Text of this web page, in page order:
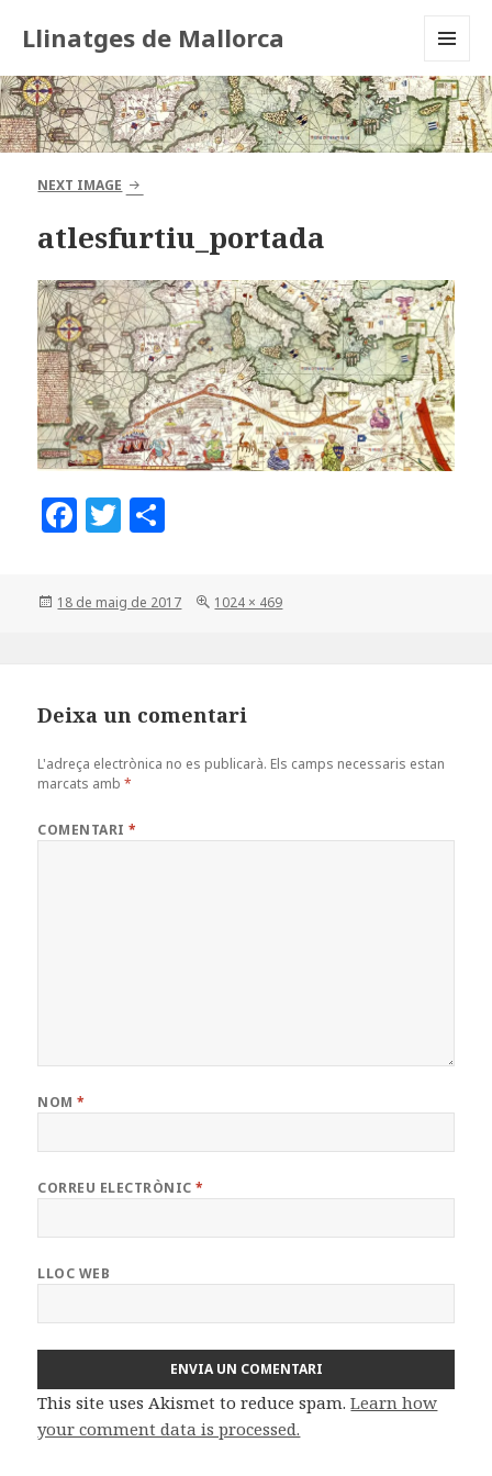
Llinatges de Mallorca
AND
WIDGETS
NEXT IMAGE
atlesfurtiu_portada
F
c
e
o
k
T
it
te
m
p
ei
x
Posted
18 de maig de 2017
Full
1024 × 469
Deixa un comentari
L'adreça electrònica no es publicarà. Els camps necessaris estan
marcats amb*
COMENTARI*
NOM*
CORREU ELECTRÒNIC*
LLOC WEB
This site uses Akismet to reduce spam.Learn how
your comment data is processed.